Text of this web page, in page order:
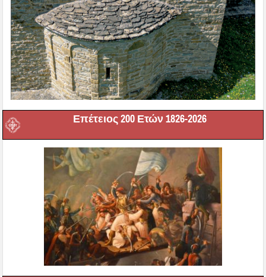
Επέτειος 200 Ετών 1826-2026